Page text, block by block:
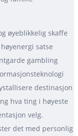
øyeblikkelig skaffe
satse
gambling
destinasjon
hva ting i høyeste
velg.
det med personlig